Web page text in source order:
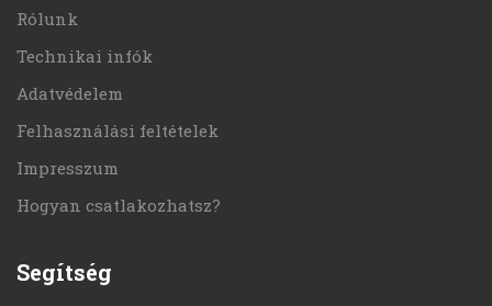
Rólunk
Technikai infók
Adatvédelem
Felhasználási feltételek
Impresszum
Hogyan csatlakozhatsz?
Segítség